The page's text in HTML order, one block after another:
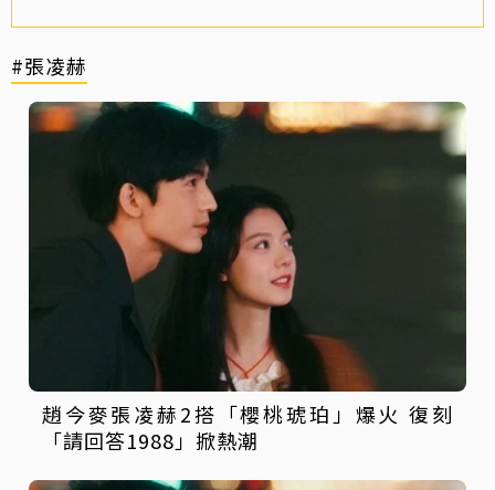
#張凌赫
趙今麥張凌赫2搭「櫻桃琥珀」爆火 復刻
「請回答1988」掀熱潮